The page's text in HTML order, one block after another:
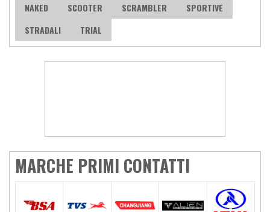
NAKED
SCOOTER SCRAMBLER
SPORTIVE
STRADALI
TRIAL
MARCHE PRIMI CONTATTI